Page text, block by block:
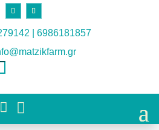
| 6986181857
 